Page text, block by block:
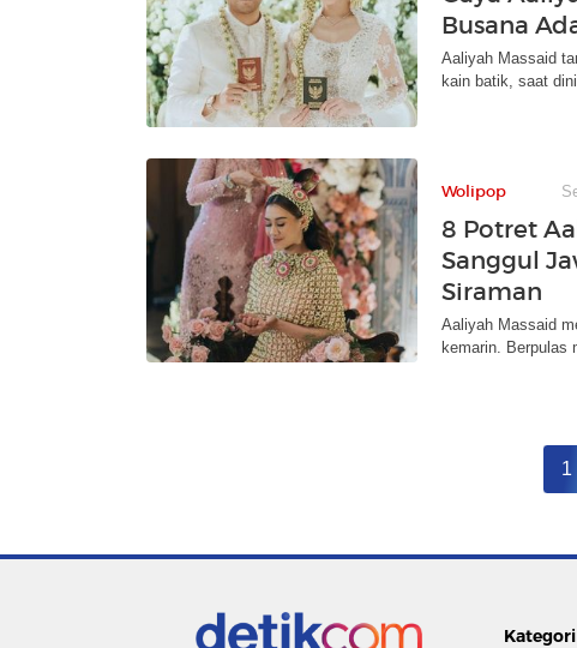
Busana
Aaliyah Massaid
kain batik, saat
Wolipop
8 Potret
Sanggul
Siraman
Aaliyah Massaid
kemarin. Berpulas
1
Kategori